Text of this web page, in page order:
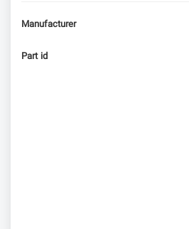
Manufacturer
Part id